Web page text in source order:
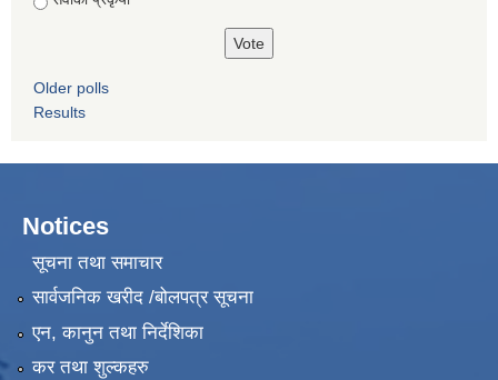
Older polls
Results
Notices
सूचना तथा समाचार
सार्वजनिक खरीद /बोलपत्र सूचना
एन, कानुन तथा निर्देशिका
कर तथा शुल्कहरु